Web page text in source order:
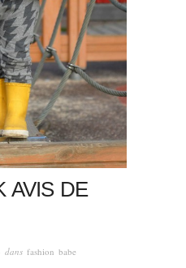
AVIS DE
· dans fashion babe